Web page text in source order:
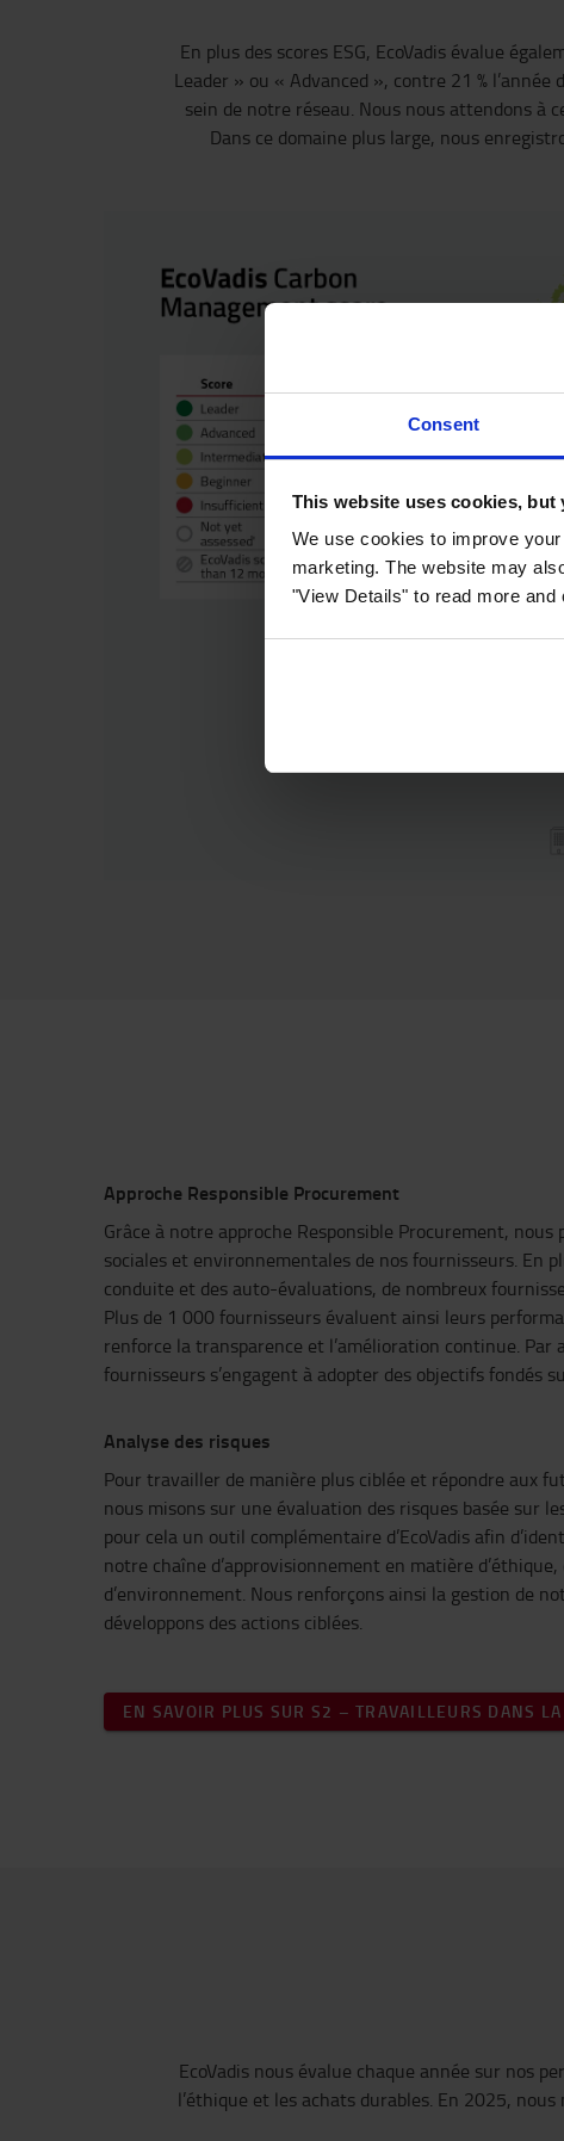
Consent
This website uses cookies, but
We use cookies to improve
marketing. The website may
"View Details" to read more
En plus des scores ESG, EcoVadis évalue
Leader » ou « Advanced », contre 21 %
sein de notre réseau. Nous nous attendons à
Dans ce domaine plus large, nous
Approche Responsible Procurement
Grâce à notre approche Responsible Procurement,
sociales et environnementales de nos fournisseurs. En
conduite et des auto-évaluations, de nombreux
Plus de 1 000 fournisseurs évaluent ainsi leurs
renforce la transparence et l’amélioration continue. Par
fournisseurs s’engagent à adopter des objectifs fondés
Analyse des risques
Pour travailler de manière plus ciblée et répondre aux
nous misons sur une évaluation des risques basée sur
pour cela un outil complémentaire d’EcoVadis afin
notre chaîne d’approvisionnement en matière d’éthique,
d’environnement. Nous renforçons ainsi la gestion de
développons des actions ciblées.
EN SAVOIR PLUS SUR S2 – TRAVAILLEURS DANS
EcoVadis nous évalue chaque année sur nos
l’éthique et les achats durables. En 2025,